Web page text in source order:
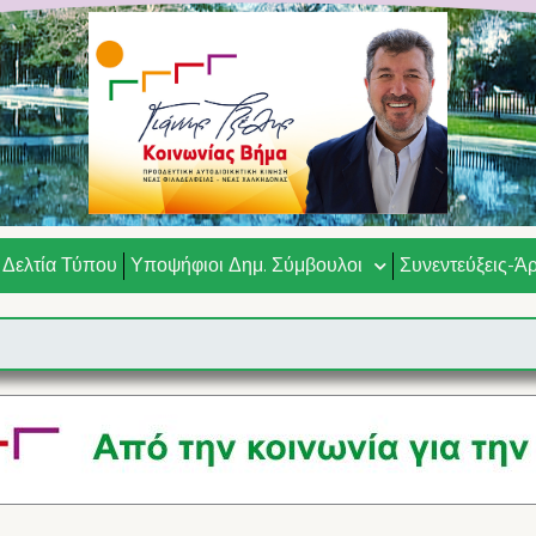
Δελτία Τύπου Υποψήφιοι Δημ. Σύμβουλοι Συνεντεύξεις-